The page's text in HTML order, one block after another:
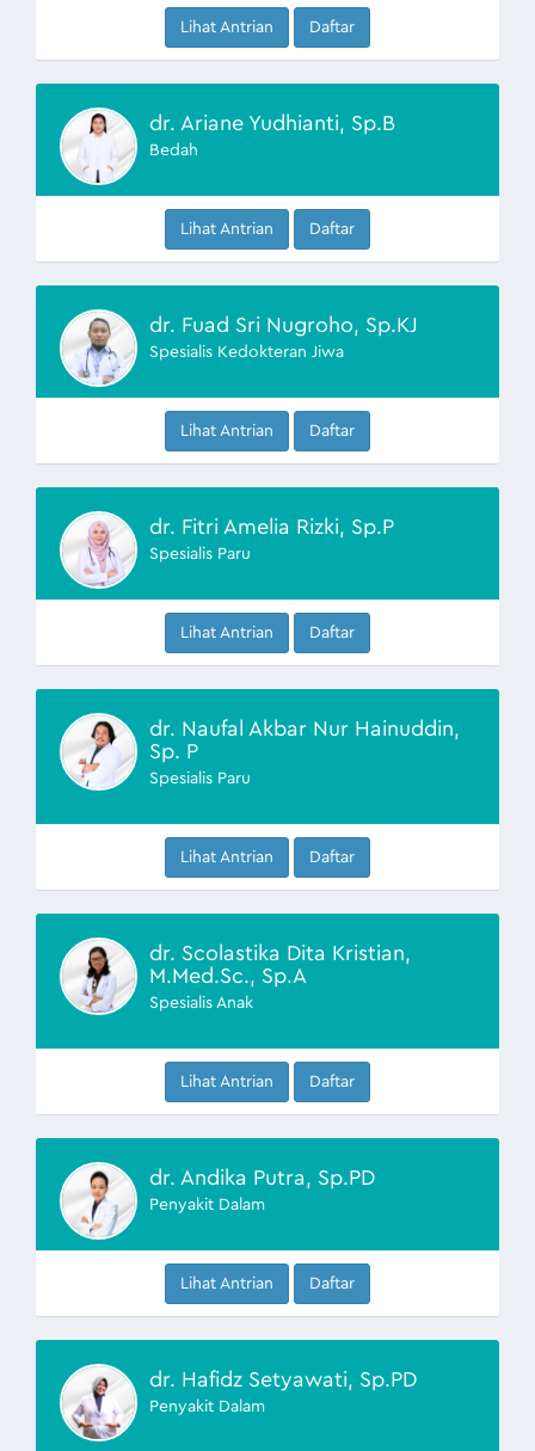
Lihat Antrian Daftar
dr. Ariane Yudhianti, Sp.B
Bedah
Lihat Antrian Daftar
dr. Fuad Sri Nugroho, Sp.KJ
Spesialis Kedokteran Jiwa
Lihat Antrian Daftar
dr. Fitri Amelia Rizki, Sp.P
Spesialis Paru
Lihat Antrian Daftar
dr. Naufal Akbar Nur Hainuddin,
Sp. P
Spesialis Paru
Lihat Antrian Daftar
dr. Scolastika Dita Kristian,
M.Med.Sc., Sp.A
Spesialis Anak
Lihat Antrian Daftar
dr. Andika Putra, Sp.PD
Penyakit Dalam
Lihat Antrian Daftar
dr. Hafidz Setyawati, Sp.PD
Penyakit Dalam